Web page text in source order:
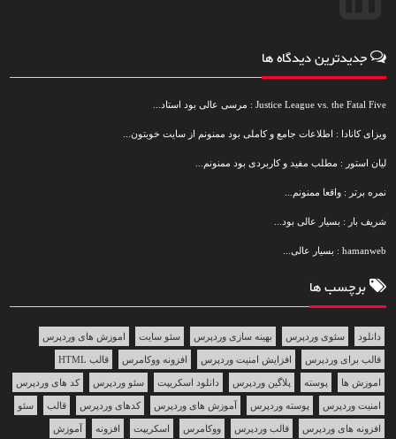
جدیدترین دیدگاه ها
Justice League vs. the Fatal Five : مرسی عالی بود استاد...
ویزای کانادا : اطلاعات جامع و کاملی بود ممنونم از سایت خوبتون...
لیان استور : مطلب مفید و کاربردی بود ممنونم...
نمره برتر : واقعا ممنونم...
شریف بار : بسیار عالی بود...
hamanweb : بسیار عالی...
برچسب ها
دانلود سئوی وردپرس بهینه سازی وردپرس سئو سایت اموزش های وردپرس
قالب برای وردپرس افزایش امنیت وردپرس افزونه ووکامرس قالب HTML
اموزش ها پوسته پلاگین وردپرس دانلود اسکریپت سئو وردپرس کد های وردپرس
امنیت وردپرس پوسته وردپرس آموزش های وردپرس کدهای وردپرس قالب سئو
افزونه های وردپرس قالب وردپرس ووکامرس اسکریپت افزونه آموزش